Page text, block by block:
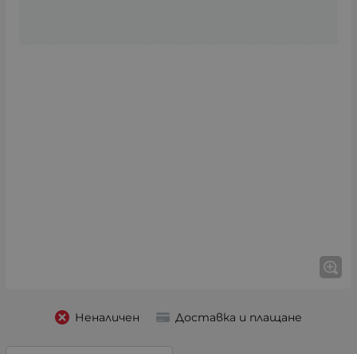
Неналичен Доставка и плащане